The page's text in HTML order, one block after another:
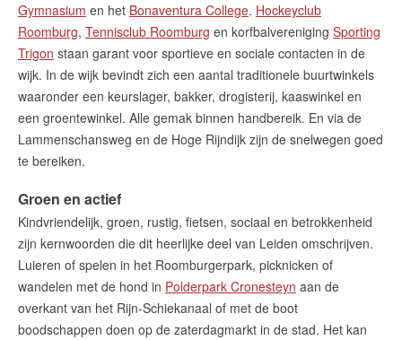
Gymnasium en het Bonaventura College. Hockeyclub
Roomburg, Tennisclub Roomburg en korfbalvereniging Sporting
Trigon staan garant voor sportieve en sociale contacten in de
wijk. In de wijk bevindt zich een aantal traditionele buurtwinkels
waaronder een keurslager, bakker, drogisterij, kaaswinkel en
een groentewinkel. Alle gemak binnen handbereik. En via de
Lammenschansweg en de Hoge Rijndijk zijn de snelwegen goed
te bereiken.
Groen en actief
Kindvriendelijk, groen, rustig, fietsen, sociaal en betrokkenheid
zijn kernwoorden die dit heerlijke deel van Leiden omschrijven.
Luieren of spelen in het Roomburgerpark, picknicken of
wandelen met de hond in Polderpark Cronesteyn aan de
overkant van het Rijn-Schiekanaal of met de boot
boodschappen doen op de zaterdagmarkt in de stad. Het kan